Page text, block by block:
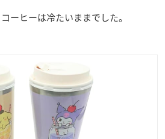
ーヒーは冷たいままでした。